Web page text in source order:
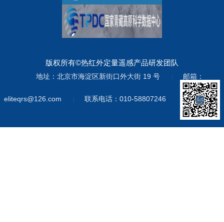
版权所有©热红外定量遥感产品研发团队
地址：北京市海淀区新街口外大街 19 号 邮箱：
eliteqrs@126.com 联系电话：010-58807246